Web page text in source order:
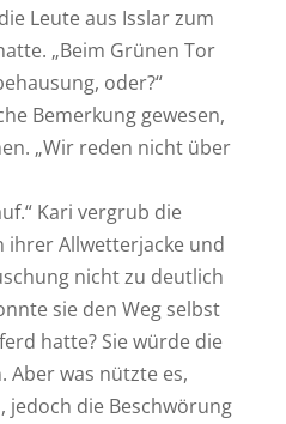
Leute aus Isslar zum
„Beim Grünen Tor
oder?“
Bemerkung gewesen,
„Wir reden nicht über
Kari vergrub die
ihrer Allwetterjacke und
nicht zu deutlich
sie den Weg selbst
hatte? Sie würde die
Aber was nützte es,
jedoch die Beschwörung